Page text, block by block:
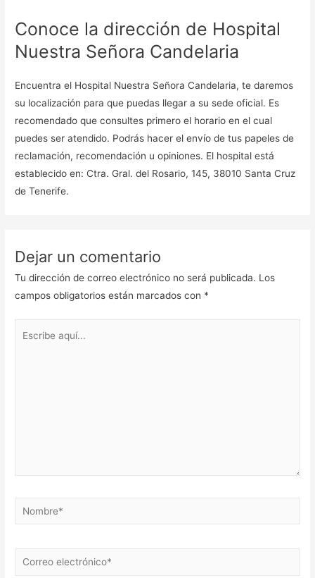
Conoce la dirección de Hospital
Nuestra Señora Candelaria
Encuentra el Hospital Nuestra Señora Candelaria, te daremos
su localización para que puedas llegar a su sede oficial. Es
recomendado que consultes primero el horario en el cual
puedes ser atendido. Podrás hacer el envío de tus papeles de
reclamación, recomendación u opiniones. El hospital está
establecido en: Ctra. Gral. del Rosario, 145, 38010 Santa Cruz
de Tenerife.
Dejar un comentario
Tu dirección de correo electrónico no será publicada. Los
campos obligatorios están marcados con *
Nombre*
Correo